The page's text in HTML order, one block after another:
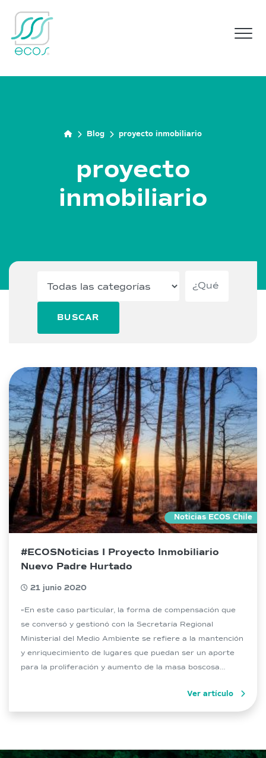
Blog proyecto inmobiliario
proyecto
inmobiliario
BUSCAR
Noticias ECOS Chile
#ECOSNoticias I Proyecto Inmobiliario
Nuevo Padre Hurtado
21 junio 2020
«En este caso particular, la forma de compensación que
se conversó y gestionó con la Secretaría Regional
Ministerial del Medio Ambiente se refiere a la mantención
y enriquecimiento de lugares que puedan ser un aporte
para la proliferación y aumento de la masa boscosa
Ver artículo